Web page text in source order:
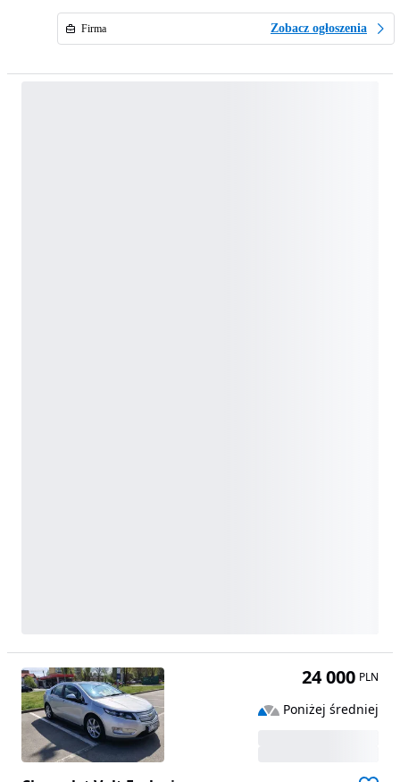
Firma Zobacz ogłoszenia
24 000 PLN
Poniżej średniej